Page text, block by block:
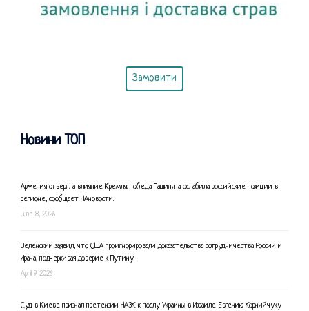
Замовити
Новини ТОП
Армения отвергла влияние Кремля: победа Пашиняна ослабила российские позиции в
регионе, сообщает НАновости.
June 8, 2026
Зеленский заявил, что США проигнорировали доказательства сотрудничества России и
Ирана, подчеркивая доверие к Путину.
April 9, 2026
Суд в Киеве признал претензии НАЗК к послу Украины в Израиле Евгению Корнийчуку